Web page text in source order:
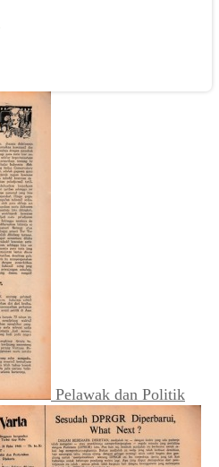
Pelawak dan Politik